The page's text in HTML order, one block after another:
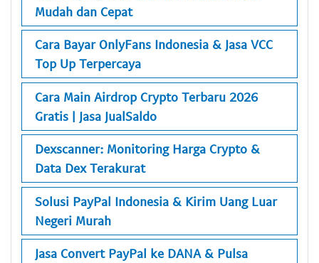
Mudah dan Cepat
Cara Bayar OnlyFans Indonesia & Jasa VCC
Top Up Terpercaya
Cara Main Airdrop Crypto Terbaru 2026
Gratis | Jasa JualSaldo
Dexscanner: Monitoring Harga Crypto &
Data Dex Terakurat
Solusi PayPal Indonesia & Kirim Uang Luar
Negeri Murah
Jasa Convert PayPal ke DANA & Pulsa